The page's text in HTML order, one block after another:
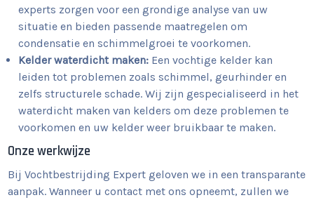
experts zorgen voor een grondige analyse van uw
situatie en bieden passende maatregelen om
condensatie en schimmelgroei te voorkomen.
Kelder waterdicht maken: Een vochtige kelder kan
leiden tot problemen zoals schimmel, geurhinder en
zelfs structurele schade. Wij zijn gespecialiseerd in het
waterdicht maken van kelders om deze problemen te
voorkomen en uw kelder weer bruikbaar te maken.
Onze werkwijze
Bij Vochtbestrijding Expert geloven we in een transparante
aanpak. Wanneer u contact met ons opneemt, zullen we